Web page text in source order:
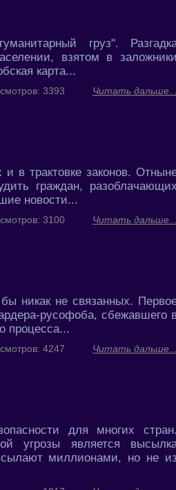
груз".
взятом в заложники
карта...
Читать дальше...
3393
в трактовке законов.
граждан, разоблачающих
новости...
Читать дальше...
3100
никак не связанных.
русофоба, сбежавшего
процесса...
Читать дальше...
4247
для многих стран.
угрозы является
миллионами, но не из